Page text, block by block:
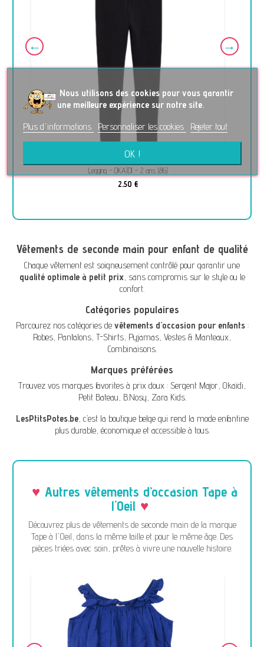
Legging - OKAÏDI - 2 ans (86)
2,50 €
Vêtements de seconde main pour enfant de qualité
Chaque vêtement est soigneusement contrôlé pour garantir une
qualité optimale à petit prix, sans compromis sur le style ou le
confort.
Catégories populaires
Parcourez nos catégories de vêtements d'occasion pour enfants:
Robes, Pantalons, T-Shirts, Pyjamas, Vestes & Manteaux,
Combinaisons.
Marques préférées
Trouvez vos marques favorites à prix doux : Sergent Major, Okaïdi,
Petit Bateau, B.Nosy, Zara Kids.
LesPtitsPotes.be, c’est la boutique belge qui rend la mode enfantine
plus durable, économique et accessible à tous.
Autres vêtements d’occasion Tape à
l'Oeil
Découvrez plus de vêtements de seconde main de la marque
Tape à l'Oeil, dans la même taille et pour le même âge. Des
pièces triées avec soin, prêtes à vivre une nouvelle histoire.
Nous utilisons des cookies pour vous garantir
une meilleure expérience sur notre site.
Plus d'informations
Personnaliser les cookies Rejeter tout
OK !